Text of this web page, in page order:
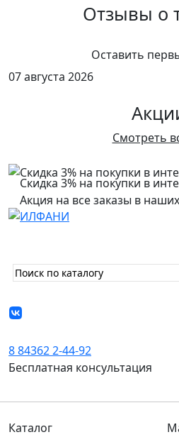
Отзывы о
Оставить
07 августа 2026
Смотреть
Скидка 3% на покупки в
Акция на все заказы в
8 84362 2-44-92
Бесплатная консультация
Каталог